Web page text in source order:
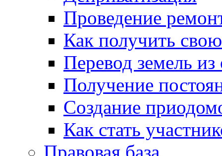
Проведение
Как получить
Перевод земель
Получение
Создание
Как стать